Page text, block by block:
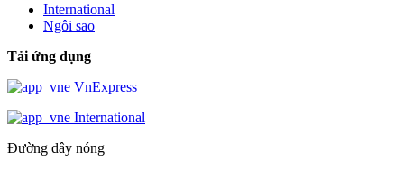
International
Ngôi sao
Tải ứng dụng
VnExpress
International
Đường dây nóng